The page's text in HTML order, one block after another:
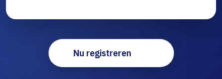
Nu registreren